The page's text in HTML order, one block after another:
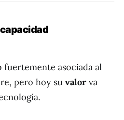
fuertemente asociada al
pero hoy su valor va